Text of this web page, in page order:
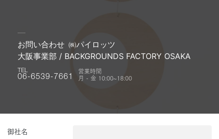
お問い合わせ ㈱パイロッツ
大阪事業部 / BACKGROUNDS FACTORY OSAKA
TEL
06-6539-7661
営業時間
月 - 金 10:00~18:00
御社名